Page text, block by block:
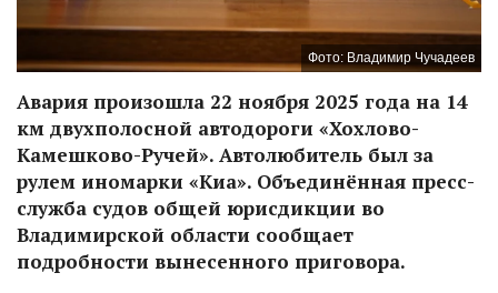
Фото: Владимир Чучадеев
Авария произошла 22 ноября 2025 года на 14
км двухполосной автодороги «Хохлово-
Камешково-Ручей». Автолюбитель был за
рулем иномарки «Киа». Объединённая пресс-
служба судов общей юрисдикции во
Владимирской области сообщает
подробности вынесенного приговора.